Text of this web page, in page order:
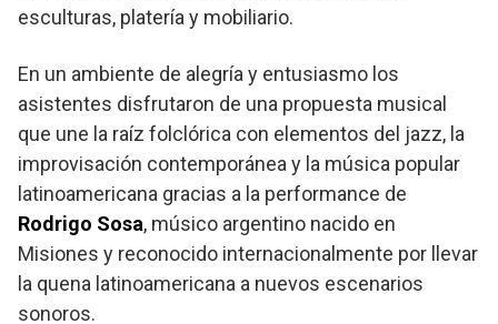
esculturas, platería y mobiliario.
En un ambiente de alegría y entusiasmo los
asistentes disfrutaron de una propuesta musical
que une la raíz folclórica con elementos del jazz, la
improvisación contemporánea y la música popular
latinoamericana gracias a la performance de
Rodrigo Sosa, músico argentino nacido en
Misiones y reconocido internacionalmente por llevar
la quena latinoamericana a nuevos escenarios
sonoros.